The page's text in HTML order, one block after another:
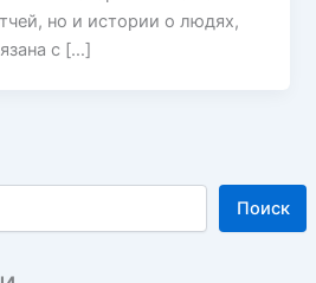
Поиск
но и истории о людях,
с […]